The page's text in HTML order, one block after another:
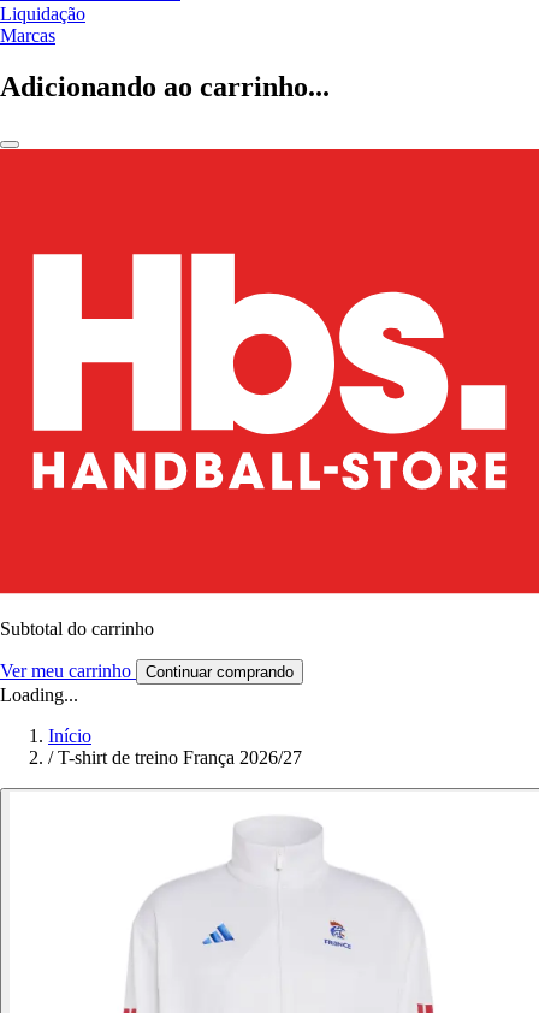
Liquidação
Marcas
Adicionando ao carrinho...
Subtotal do carrinho
Ver meu carrinho Continuar comprando
Loading...
Início
/ T-shirt de treino França 2026/27